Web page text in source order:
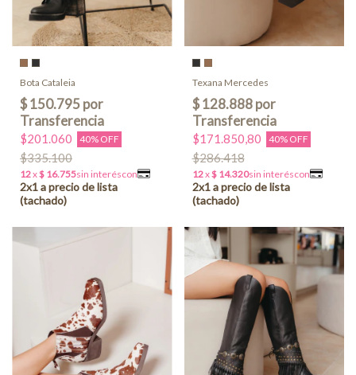
Bota Cataleia
$201.060 40% OFF
$335.100
Texana Mercedes
$171.850,80 40% OFF
$286.418